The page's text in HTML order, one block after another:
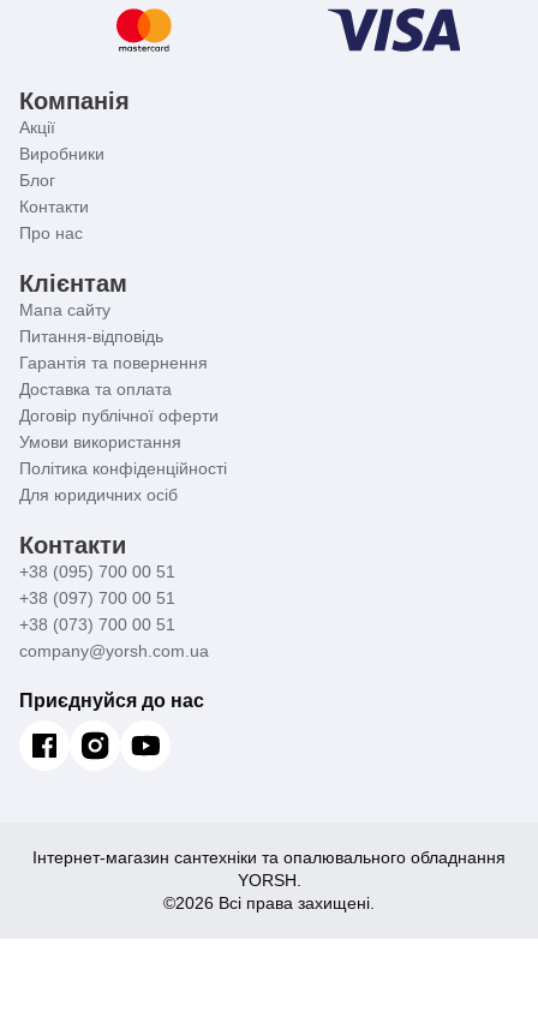
Компанія
Акції
Виробники
Блог
Контакти
Про нас
Клієнтам
Мапа сайту
Питання-відповідь
Гарантія та повернення
Доставка та оплата
Договір публічної оферти
Умови використання
Політика конфіденційності
Для юридичних осіб
Контакти
+38 (095) 700 00 51
+38 (097) 700 00 51
+38 (073) 700 00 51
company@yorsh.com.ua
Приєднуйся до нас
Інтернет-магазин сантехніки та опалювального обладнання
YORSH.
©2026 Всі права захищені.